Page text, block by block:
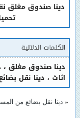
تحميل
الكلمات الدلالية
دينا صندوق مغلق،
اثاث، دينا نقل
«دينا نقل بضائع من